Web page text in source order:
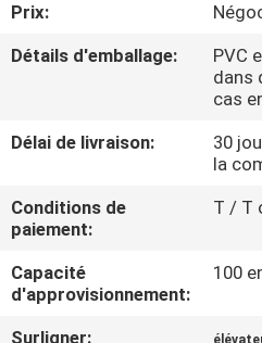
VISITE
DE
DE
LA
QUALITÉ
Prix:
Détails d'emballage:
PVC
dans
cas
Délai de livraison:
30
la
Conditions de
paiement:
T / T
Capacité
d'approvisionnement:
100
Surligner: